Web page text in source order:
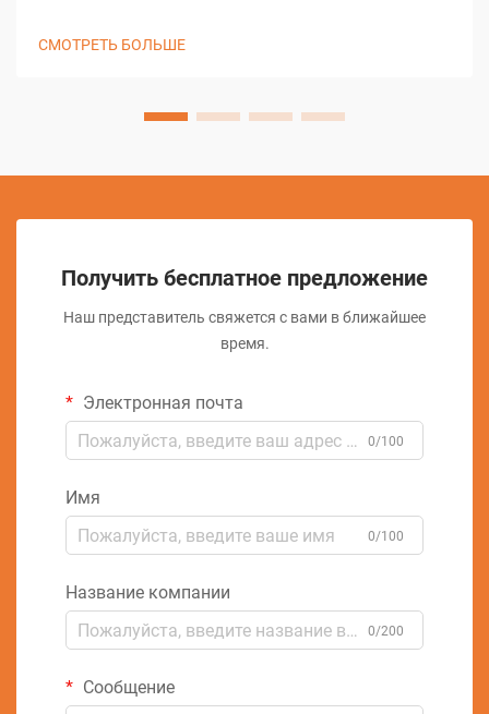
производить...
СМОТРЕТЬ БОЛЬШЕ
Получить бесплатное предложение
Наш представитель свяжется с вами в ближайшее
время.
Электронная почта
0/100
Имя
0/100
Название компании
0/200
Сообщение